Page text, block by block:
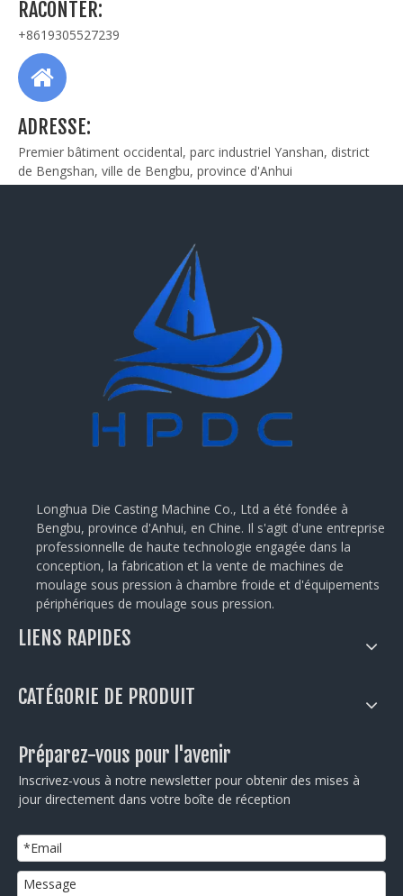
RACONTER:
+8619305527239
ADRESSE:
Premier bâtiment occidental, parc industriel Yanshan, district
de Bengshan, ville de Bengbu, province d'Anhui
Longhua Die Casting Machine Co., Ltd a été fondée à
Bengbu, province d'Anhui, en Chine. Il s'agit d'une entreprise
professionnelle de haute technologie engagée dans la
conception, la fabrication et la vente de machines de
moulage sous pression à chambre froide et d'équipements
périphériques de moulage sous pression.
LIENS RAPIDES
CATÉGORIE DE PRODUIT
Préparez-vous pour l'avenir
Inscrivez-vous à notre newsletter pour obtenir des mises à
jour directement dans votre boîte de réception